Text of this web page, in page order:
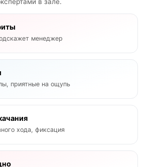
менеджер
приятные на ощупь
хода, фиксация